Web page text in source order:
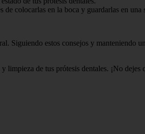
colocarlas en la boca y guardarlas en
Siguiendo estos consejos y manteniendo
de tus prótesis dentales. ¡No dejes